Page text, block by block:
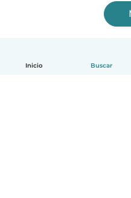
Inicio Buscar